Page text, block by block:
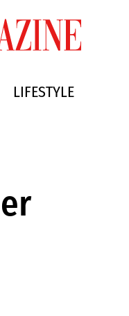
LIFESTYLE